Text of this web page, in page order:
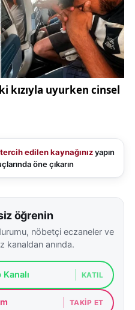
tercih edilen kaynağınızyapın
öne çıkarın
öğrenin
nöbetçi eczaneler ve
kanaldan anında.
KATIL
TAKIP ET